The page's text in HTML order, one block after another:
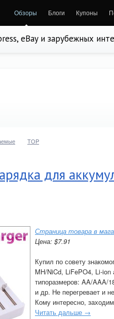
Обзоры Блоги Купоны
eBay и зарубежных
TOP
для
Страница товара в
Цена: $7.91
Купил по совету
MH/NiCd, LiFePO4, Li-
типоразмеров: AA/AAA/
и др. Не перегревает и
Кому интересно,
Читать дальше →